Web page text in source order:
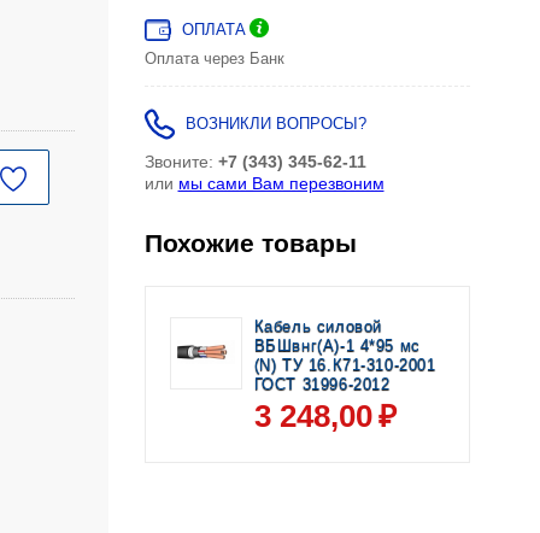
ОПЛАТА
Оплата через Банк
ВОЗНИКЛИ ВОПРОСЫ?
Звоните: +7 (343) 345-62-11
или мы сами Вам перезвоним
Похожие товары
Кабель силовой
ВБШвнг(А)-1 4*95 мс
(N) ТУ 16.К71-310-2001
ГОСТ 31996-2012
3 248,00₽